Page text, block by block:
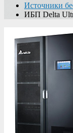
Источники
ИБП Delta